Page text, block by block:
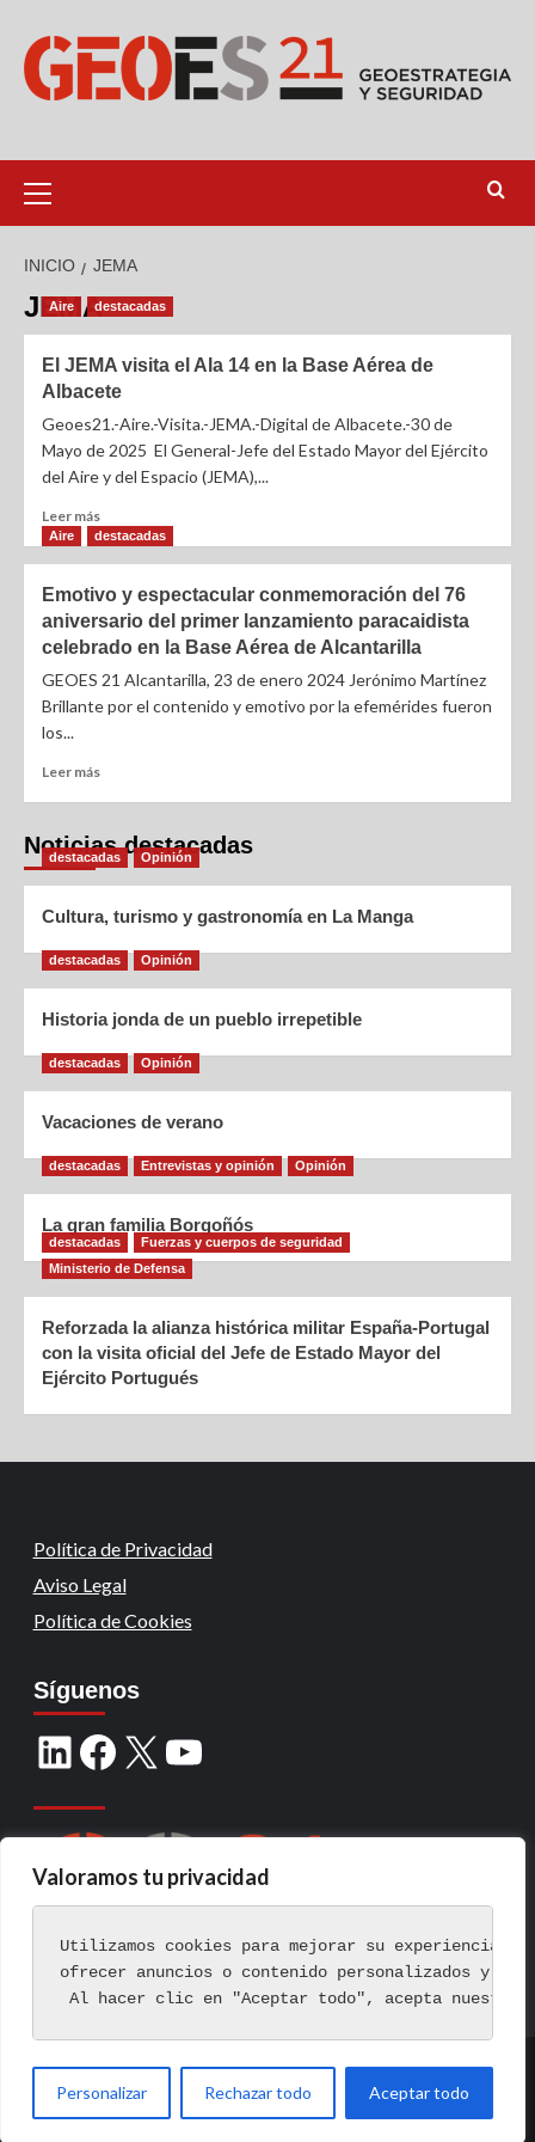
Valoramos tu privacidad
Utilizamos cookies para mejorar su experiencia
ofrecer anuncios o contenido personalizados y
Al hacer clic en "Aceptar todo", acepta nuestro
Personalizar Rechazar todo Aceptar todo
INICIO JEMA
JEMA
Aire destacadas
El JEMA visita el Ala 14 en la Base Aérea de
Albacete
Geoes21.-Aire.-Visita.-JEMA.-Digital de Albacete.-30 de
Mayo de 2025 El General-Jefe del Estado Mayor del Ejército
del Aire y del Espacio (JEMA),...
Leer más
Aire destacadas
Emotivo y espectacular conmemoración del 76
aniversario del primer lanzamiento paracaidista
celebrado en la Base Aérea de Alcantarilla
GEOES 21 Alcantarilla, 23 de enero 2024 Jerónimo Martínez
Brillante por el contenido y emotivo por la efemérides fueron
los...
Leer más
Noticias destacadas
destacadas Opinión
Cultura, turismo y gastronomía en La Manga
destacadas Opinión
Historia jonda de un pueblo irrepetible
destacadas Opinión
Vacaciones de verano
destacadas Entrevistas y opinión Opinión
La gran familia Borgoñós
destacadas
Fuerzas y cuerpos de seguridad
Ministerio de Defensa
Reforzada la alianza histórica militar España-Portugal
con la visita oficial del Jefe de Estado Mayor del
Ejército Portugués
Política de Privacidad
Aviso Legal
Política de Cookies
Síguenos
Copyright © Todos los derechos reservados.
CoverNewspor AF themes.